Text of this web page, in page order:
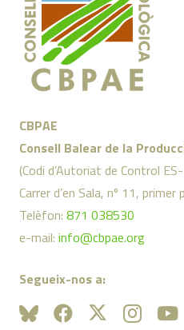
CBPAE
Consell Balear de la
(Codi d’Autoriat de Control
Carrer d’en Sala, nº 11,
Telèfon: 871 038530
e-mail: info@cbpae.org
Segueix-nos a: